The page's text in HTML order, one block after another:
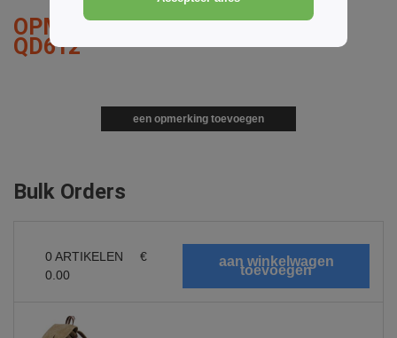
OPMERKINGEN OVER QUADRA
QD612
een opmerking toevoegen
Bulk Orders
0 ARTIKELEN
€
0.00